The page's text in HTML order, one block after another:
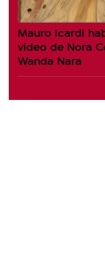
Mauro Icardi
video de Nora
Wanda Nara